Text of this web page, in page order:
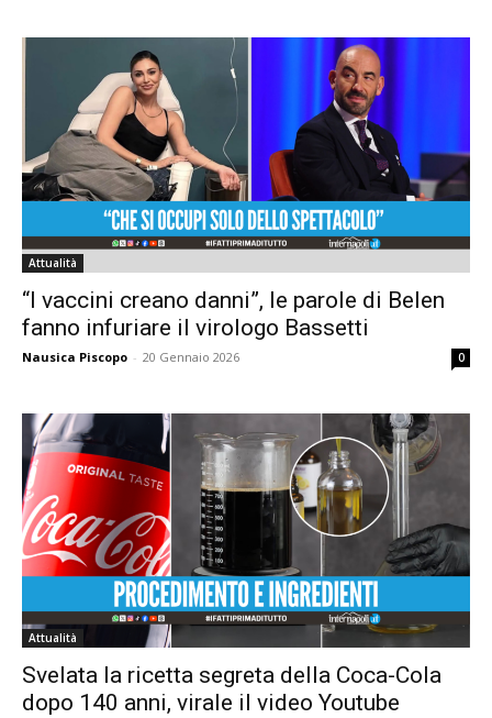
Attualità
“I vaccini creano danni”, le parole di Belen
fanno infuriare il virologo Bassetti
Nausica Piscopo - 20 Gennaio 2026 0
Attualità
Svelata la ricetta segreta della Coca-Cola
dopo 140 anni, virale il video Youtube